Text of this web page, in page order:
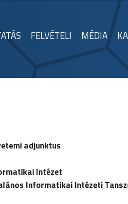
FELVÉTELI MÉDIA
adjunktus
Intézet
Informatikai Intézeti